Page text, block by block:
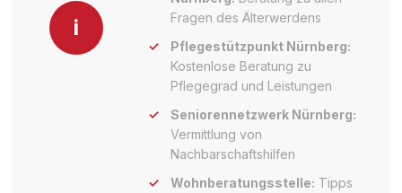
i
Fragen des Älterwerdens
Pflegestützpunkt Nürnberg:
Kostenlose Beratung zu
Pflegegrad und Leistungen
Seniorennetzwerk Nürnberg:
Vermittlung von
Nachbarschaftshilfen
Wohnberatungsstelle: Tipps